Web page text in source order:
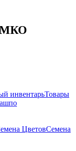
инвентарьТовары
ЦветовСемена